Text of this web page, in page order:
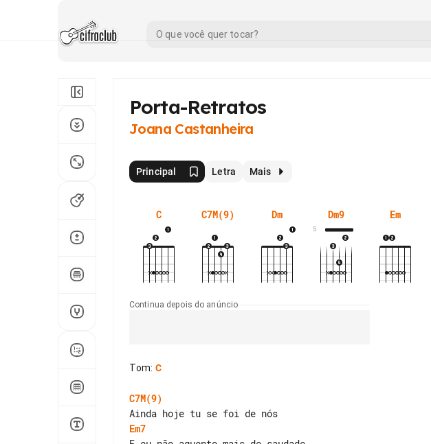
Porta-Retratos
Joana Castanheira
Principal Letra Mais
C C7M(9) Dm Dm9
5
Em
Continua depois do anúncio
Tom: C
C7M(9)
Em7